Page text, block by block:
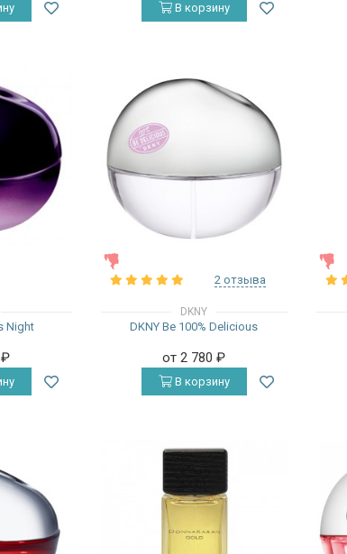
В корзину
Night
₽
2 отзыва
DKNY
DKNY Be 100% Delicious
от 2 780₽
В корзину